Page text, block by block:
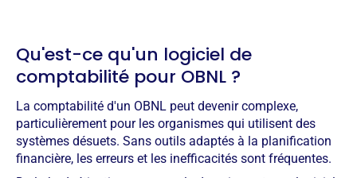
Qu'est-ce qu'un logiciel de
comptabilité pour OBNL ?
La comptabilité d'un OBNL peut devenir complexe,
particulièrement pour les organismes qui utilisent des
systèmes désuets. Sans outils adaptés à la planification
financière, les erreurs et les inefficacités sont fréquentes.